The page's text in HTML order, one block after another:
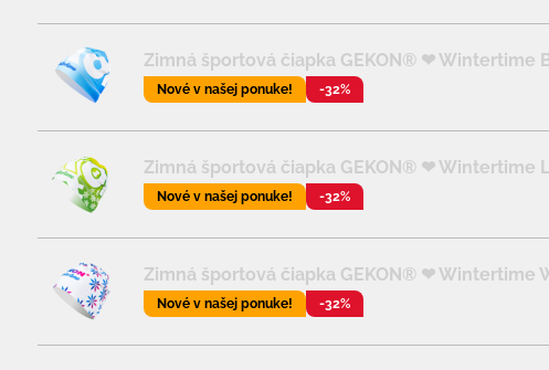
Zimná športová čiapka GEKON® ❤
Nové v našej ponuke! -32%
Zimná športová čiapka GEKON® ❤
Nové v našej ponuke! -32%
Zimná športová čiapka GEKON® ❤
Nové v našej ponuke! -32%